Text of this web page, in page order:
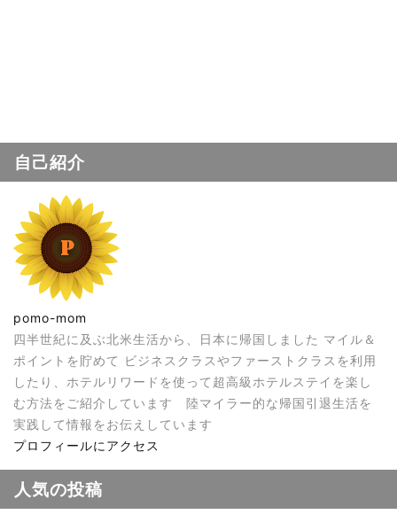
自己紹介
pomo-mom
四半世紀に及ぶ北米生活から、日本に帰国しました マイル＆
ポイントを貯めて ビジネスクラスやファーストクラスを利用
したり、ホテルリワードを使って超高級ホテルステイを楽し
む方法をご紹介しています 陸マイラー的な帰国引退生活を
実践して情報をお伝えしています
プロフィールにアクセス
人気の投稿